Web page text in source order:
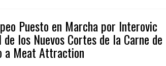
Puesto en Marcha por Interovic
los Nuevos Cortes de la Carne de
a Meat Attraction